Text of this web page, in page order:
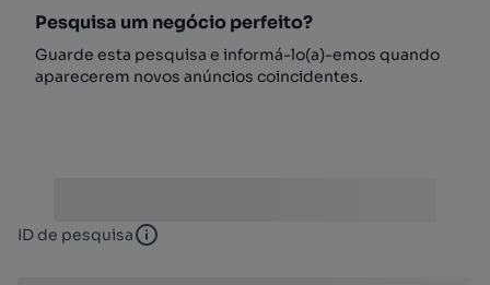
Pesquisa um negócio perfeito?
Guarde esta pesquisa e informá-lo(a)-emos quando
aparecerem novos anúncios coincidentes.
ID de pesquisa ID de pesquisa